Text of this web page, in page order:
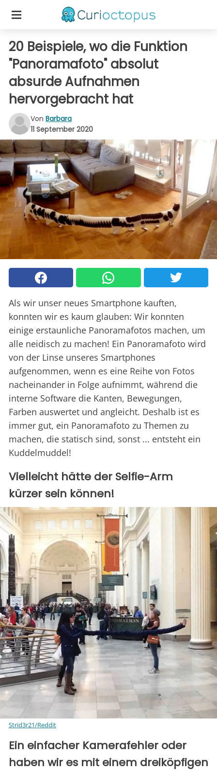
20 Beispiele, wo die Funktion
"Panoramafoto" absolut
absurde Aufnahmen
hervorgebracht hat
Von Barbara
11 September 2020
Als wir unser neues Smartphone kauften,
konnten wir es kaum glauben: Wir konnten
einige erstaunliche Panoramafotos machen, um
alle neidisch zu machen! Ein Panoramafoto wird
von der Linse unseres Smartphones
aufgenommen, wenn es eine Reihe von Fotos
nacheinander in Folge aufnimmt, während die
interne Software die Kanten, Bewegungen,
Farben auswertet und angleicht. Deshalb ist es
immer gut, ein Panoramafoto zu Themen zu
machen, die statisch sind, sonst ... entsteht ein
Kuddelmuddel!
Vielleicht hätte der Selfie-Arm
kürzer sein können!
Strid3r21/Reddit
Ein einfacher Kamerafehler oder
haben wir es mit einem dreiköpfigen